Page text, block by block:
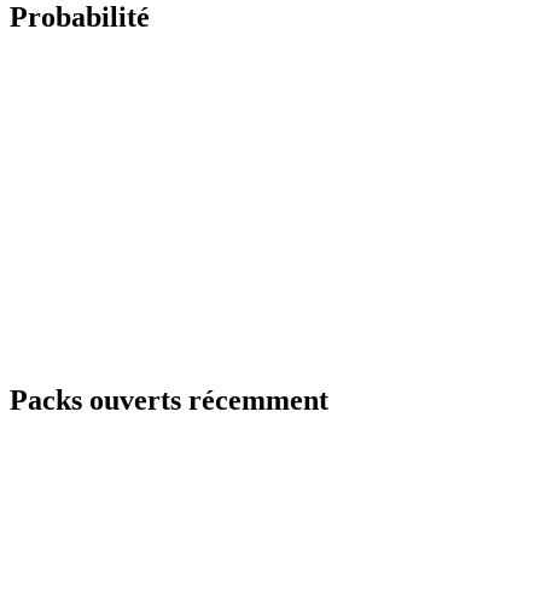
Probabilité
Packs ouverts récemment